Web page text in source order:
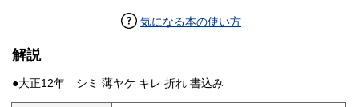
気になる本の使い方
解説
●大正12年 シミ 薄ヤケ キレ 折れ 書込み